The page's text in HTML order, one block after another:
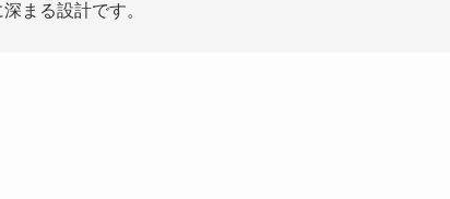
まる設計です。